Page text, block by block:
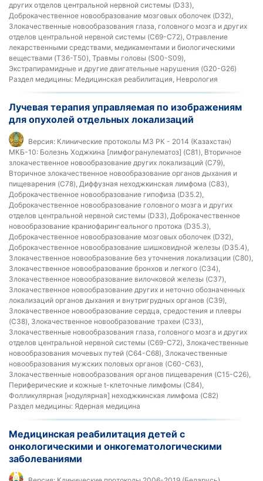
других отделов центральной нервной системы (D33),
Доброкачественное новообразование мозговых оболочек (D32),
Злокачественные новообразования глаза, головного мозга и других
отделов центральной нервной системы (C69-C72), Отравление
лекарственными средствами, медикаментами и биологическими
веществами (T36-T50), Травмы головы (S00-S09),
Экстрапирамидные и другие двигательные нарушения (G20-G26)
Раздел медицины: Медицинская реабилитация, Неврология
Лучевая терапия управляемая по изображениям
для опухолей отдельных локализаций
Версия: Клинические протоколы МЗ РК - 2014 (Казахстан)
МКБ-10: Болезнь Ходжкина [лимфогранулематоз] (C81), Вторичное
злокачественное новообразование других локализаций (C79),
Вторичное злокачественное новообразование органов дыхания и
пищеварения (C78), Диффузная неходжкинская лимфома (C83),
Доброкачественное новообразование гипофиза (D35.2),
Доброкачественное новообразование головного мозга и других
отделов центральной нервной системы (D33), Доброкачественное
новообразование краниофарингеального протока (D35.3),
Доброкачественное новообразование мозговых оболочек (D32),
Доброкачественное новообразование шишковидной железы (D35.4),
Злокачественное новообразование без уточнения локализации (C80),
Злокачественное новообразование бронхов и легкого (C34),
Злокачественное новообразование вилочковой железы (C37),
Злокачественное новообразование других и неточно обозначенных
локализаций органов дыхания и внутригрудных органов (C39),
Злокачественное новообразование сердца, средостения и плевры
(C38), Злокачественное новообразование трахеи (C33),
Злокачественные новообразования глаза, головного мозга и других
отделов центральной нервной системы (C69-C72), Злокачественные
новообразования мочевых путей (C64-C68), Злокачественные
новообразования мужских половых органов (C60-C63),
Злокачественные новообразования органов пищеварения (C15-C26),
Периферические и кожные t-клеточные лимфомы (C84),
Фолликулярная [нодулярная] неходжкинская лимфома (C82)
Раздел медицины: Ядерная медицина
Медицинская реабилитация детей с
онкологическими и онкогематологическими
заболеваниями